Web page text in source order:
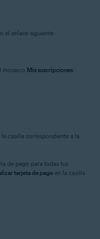
el enlace siguiente:
mosaico Mis suscripciones.
la casilla correspondiente a la
de pago para todas tus
tarjeta de pago en la casilla